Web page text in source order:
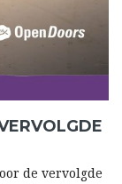
de vervolgde